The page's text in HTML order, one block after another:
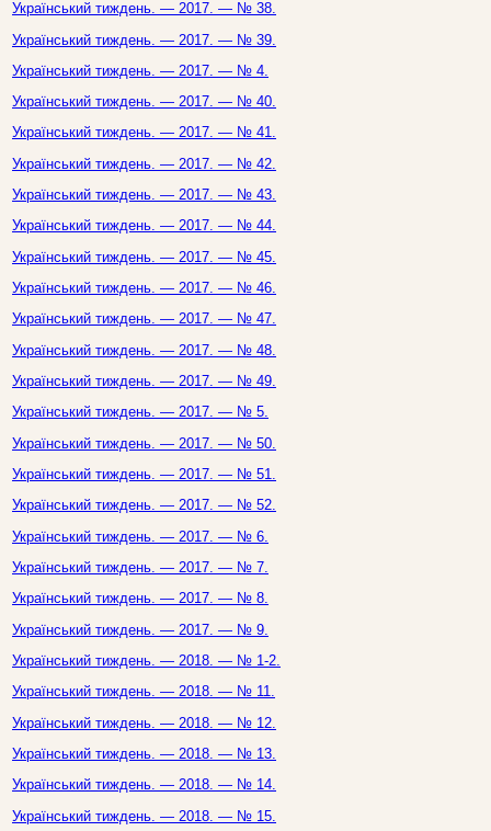
Український тиждень. — 2017. — № 38.
Український тиждень. — 2017. — № 39.
Український тиждень. — 2017. — № 4.
Український тиждень. — 2017. — № 40.
Український тиждень. — 2017. — № 41.
Український тиждень. — 2017. — № 42.
Український тиждень. — 2017. — № 43.
Український тиждень. — 2017. — № 44.
Український тиждень. — 2017. — № 45.
Український тиждень. — 2017. — № 46.
Український тиждень. — 2017. — № 47.
Український тиждень. — 2017. — № 48.
Український тиждень. — 2017. — № 49.
Український тиждень. — 2017. — № 5.
Український тиждень. — 2017. — № 50.
Український тиждень. — 2017. — № 51.
Український тиждень. — 2017. — № 52.
Український тиждень. — 2017. — № 6.
Український тиждень. — 2017. — № 7.
Український тиждень. — 2017. — № 8.
Український тиждень. — 2017. — № 9.
Український тиждень. — 2018. — № 1-2.
Український тиждень. — 2018. — № 11.
Український тиждень. — 2018. — № 12.
Український тиждень. — 2018. — № 13.
Український тиждень. — 2018. — № 14.
Український тиждень. — 2018. — № 15.